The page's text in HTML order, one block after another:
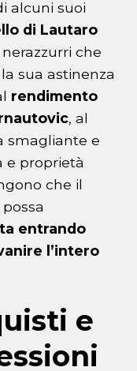
alcuni suoi
di Lautaro
nerazzurri che
sua astinenza
rendimento
, al
smagliante e
e proprietà
che il
entrando
l’intero
e